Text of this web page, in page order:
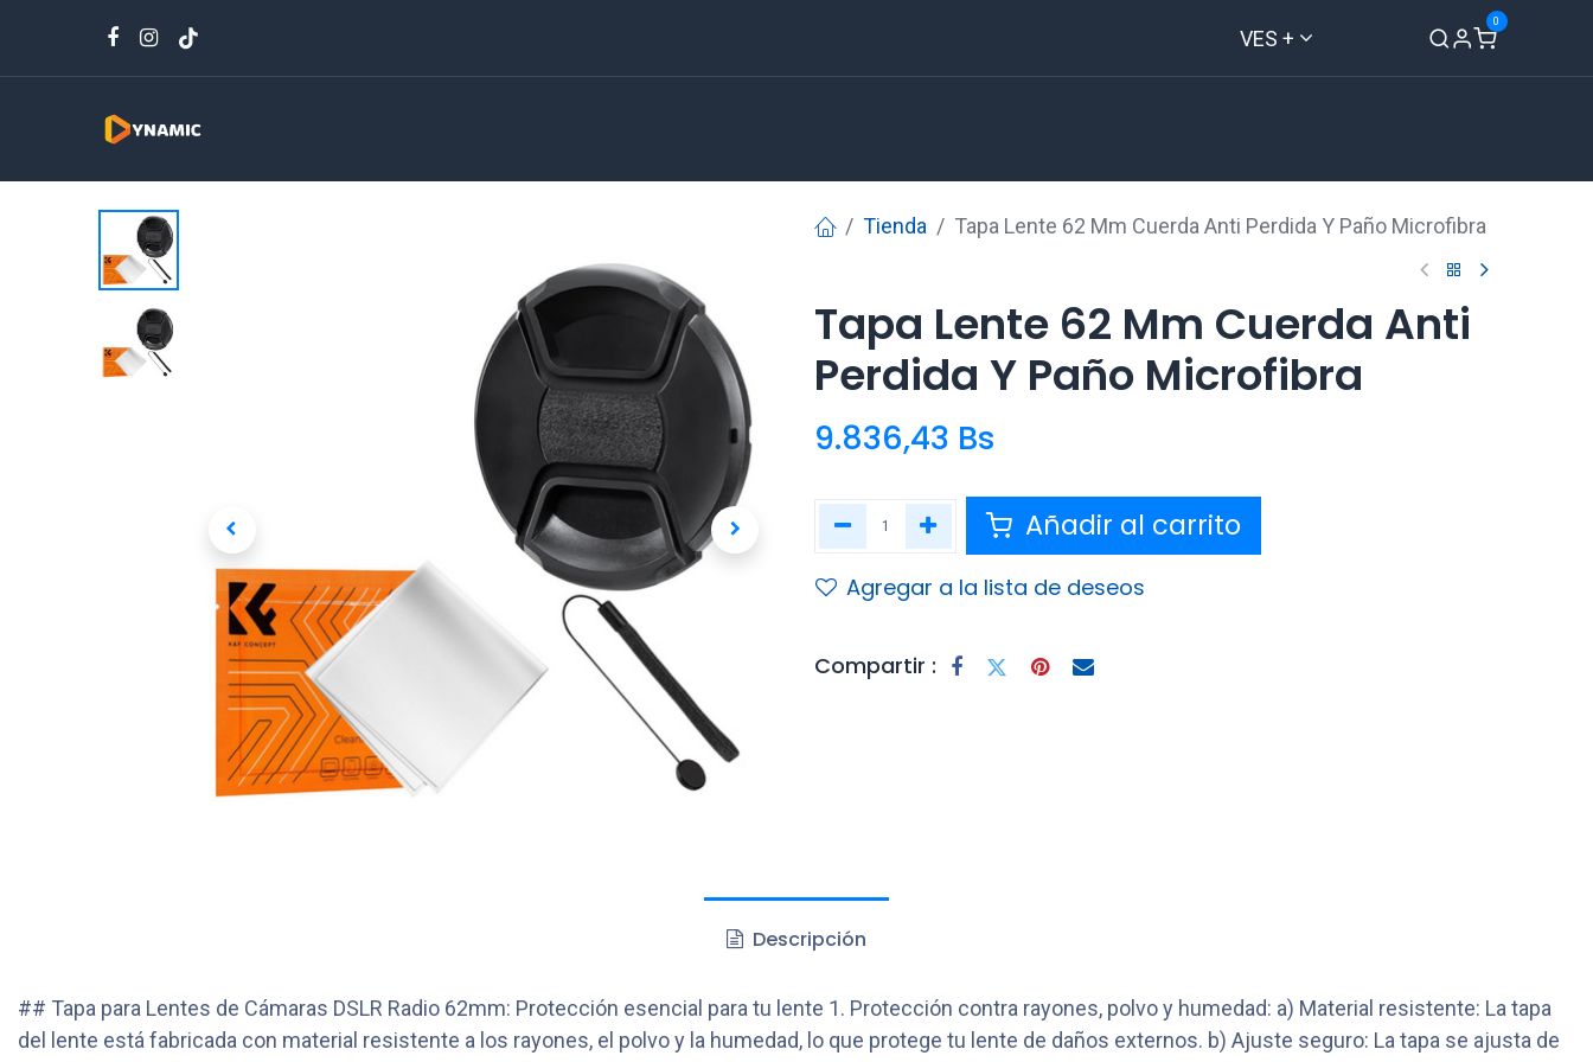
VES +
0
Tienda Tapa Lente 62 Mm Cuerda Anti Perdida Y Paño Microfibra
Tapa Lente 62 Mm Cuerda Anti
Perdida Y Paño Microfibra
9.836,43 Bs
Añadir al carrito
Agregar a la lista de deseos
Compartir :
Descripción
## Tapa para Lentes de Cámaras DSLR Radio 62mm: Protección esencial para tu lente 1. Protección contra rayones, polvo y humedad: a) Material resistente: La tapa
del lente está fabricada con material resistente a los rayones, el polvo y la humedad, lo que protege tu lente de daños externos. b) Ajuste seguro: La tapa se ajusta de